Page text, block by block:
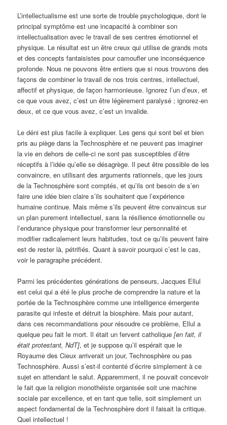
L’intellectualisme est une sorte de trouble psychologique, dont le
principal symptôme est une incapacité à combiner son
intellectualisation avec le travail de ses centres émotionnel et
physique. Le résultat est un être creux qui utilise de grands mots
et des concepts fantaisistes pour camoufler une inconséquence
profonde. Nous ne pouvons être entiers que si nous trouvons des
façons de combiner le travail de nos trois centres, intellectuel,
affectif et physique, de façon harmonieuse. Ignorez l’un d’eux, et
ce que vous avez, c’est un être légèrement paralysé ; ignorez-en
deux, et ce que vous avez, c’est un invalide.
Le déni est plus facile à expliquer. Les gens qui sont bel et bien
pris au piège dans la Technosphère et ne peuvent pas imaginer
la vie en dehors de celle-ci ne sont pas susceptibles d’être
réceptifs à l’idée qu’elle se désagrège. Il peut être possible de les
convaincre, en utilisant des arguments rationnels, que les jours
de la Technosphère sont comptés, et qu’ils ont besoin de s’en
faire une idée bien claire s’ils souhaitent que l’expérience
humaine continue. Mais même s’ils peuvent être convaincus sur
un plan purement intellectuel, sans la résilience émotionnelle ou
l’endurance physique pour transformer leur personnalité et
modifier radicalement leurs habitudes, tout ce qu’ils peuvent faire
est de rester là, pétrifiés. Quant à savoir pourquoi c’est le cas,
voir le paragraphe précédent.
Parmi les précédentes générations de penseurs, Jacques Ellul
est celui qui a été le plus proche de comprendre la nature et la
portée de la Technosphère comme une intelligence émergente
parasite qui infeste et détruit la biosphère. Mais pour autant,
dans ces recommandations pour résoudre ce problème, Ellul a
quelque peu fait le mort. Il était un fervent catholique[en fait, il
était protestant, NdT], et je suppose qu’il espérait que le
Royaume des Cieux arriverait un jour, Technosphère ou pas
Technosphère. Aussi s’est-il contenté d’écrire simplement à ce
sujet en attendant le salut. Apparemment, il ne pouvait concevoir
le fait que la religion monothéiste organisée soit une machine
sociale par excellence, et en tant que telle, soit simplement un
aspect fondamental de la Technosphère dont il faisait la critique.
Quel intellectuel !